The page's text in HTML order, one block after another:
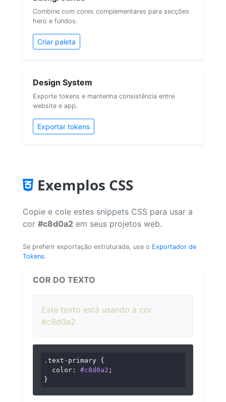
Combine com cores complementares para secções
hero e fundos.
Criar paleta
Design System
Exporte tokens e mantenha consistência entre
website e app.
Exportar tokens
Exemplos CSS
Copie e cole estes snippets CSS para usar a
cor #c8d0a2 em seus projetos web.
Se preferir exportação estruturada, use o Exportador de
Tokens.
COR DO TEXTO
Este texto está usando a cor
#c8d0a2.
.text-primary {
color : #c8d0a2 ;
}